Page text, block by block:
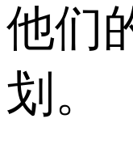
他们
划。